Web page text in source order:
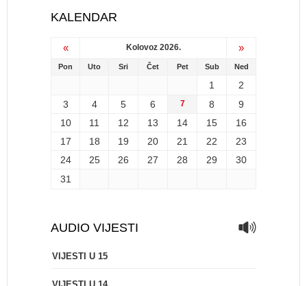
KALENDAR
« Kolovoz 2026. »
Pon Uto Sri Čet Pet Sub Ned
1
2
3
4 5 6 7 8
9
10
11 12 13 14 15
16
17
18 19 20 21 22
23
24
25 26 27 28 29
30
31
AUDIO VIJESTI
VIJESTI U 15